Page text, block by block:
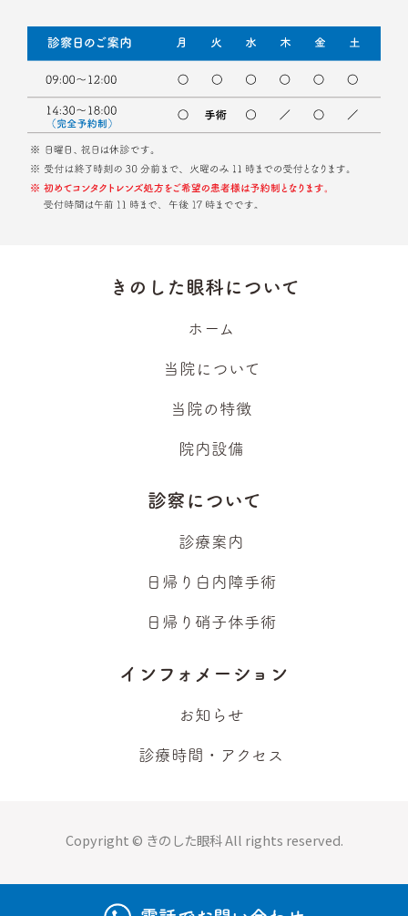
きのした眼科について
ホーム
当院について
当院の特徴
院内設備
診察について
診療案内
日帰り白内障手術
日帰り硝子体手術
インフォメーション
お知らせ
診療時間・アクセス
Copyright © きのした眼科All rights reserved.